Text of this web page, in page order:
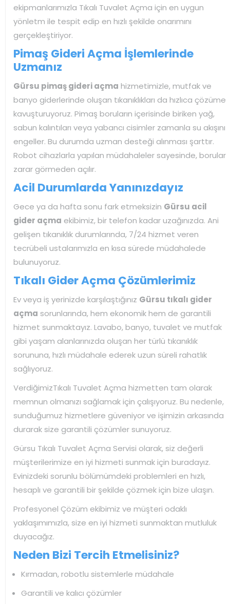
ekipmanlarımızla Tıkalı Tuvalet Açma için en uygun
yönletm ile tespit edip en hızlı şekilde onarımını
gerçekleştiriyor.
Pimaş Gideri Açma İşlemlerinde
Uzmanız
Gürsu pimaş gideri açma hizmetimizle, mutfak ve
banyo giderlerinde oluşan tıkanıklıkları da hızlıca çözüme
kavuşturuyoruz. Pimaş boruların içerisinde biriken yağ,
sabun kalıntıları veya yabancı cisimler zamanla su akışını
engeller. Bu durumda uzman desteği alınması şarttır.
Robot cihazlarla yapılan müdahaleler sayesinde, borular
zarar görmeden açılır.
Acil Durumlarda Yanınızdayız
Gece ya da hafta sonu fark etmeksizin Gürsu acil
gider açma ekibimiz, bir telefon kadar uzağınızda. Ani
gelişen tıkanıklık durumlarında, 7/24 hizmet veren
tecrübeli ustalarımızla en kısa sürede müdahalede
bulunuyoruz.
Tıkalı Gider Açma Çözümlerimiz
Ev veya iş yerinizde karşılaştığınız Gürsu tıkalı gider
açma sorunlarında, hem ekonomik hem de garantili
hizmet sunmaktayız. Lavabo, banyo, tuvalet ve mutfak
gibi yaşam alanlarınızda oluşan her türlü tıkanıklık
sorununa, hızlı müdahale ederek uzun süreli rahatlık
sağlıyoruz.
VerdiğimizTıkalı Tuvalet Açma hizmetten tam olarak
memnun olmanızı sağlamak için çalışıyoruz. Bu nedenle,
sunduğumuz hizmetlere güveniyor ve işimizin arkasında
durarak size garantili çözümler sunuyoruz.
Gürsu Tıkalı Tuvalet Açma Servisi olarak, siz değerli
müşterilerimize en iyi hizmeti sunmak için buradayız.
Evinizdeki sorunlu bölümümdeki problemleri en hızlı,
hesaplı ve garantili bir şekilde çözmek için bize ulaşın.
Profesyonel Çözüm ekibimiz ve müşteri odaklı
yaklaşımımızla, size en iyi hizmeti sunmaktan mutluluk
duyacağız.
Neden Bizi Tercih Etmelisiniz?
Kırmadan, robotlu sistemlerle müdahale
Garantili ve kalıcı çözümler